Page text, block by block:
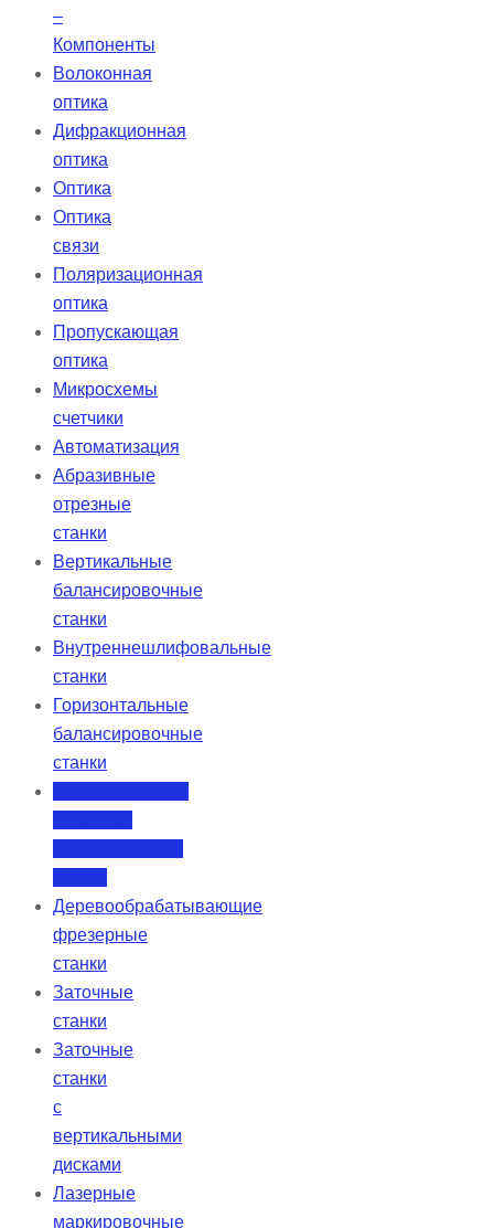
–
Компоненты
Волоконная
оптика
Дифракционная
оптика
Оптика
Оптика
связи
Поляризационная
оптика
Пропускающая
оптика
Микросхемы
счетчики
Автоматизация
Абразивные
отрезные
станки
Вертикальные
балансировочные
станки
Внутреннешлифовальные
станки
Горизонтальные
балансировочные
станки
Деревообрабатывающие
фрезерные
станки
Заточные
станки
Заточные
станки
с
вертикальными
дисками
Лазерные
маркировочные